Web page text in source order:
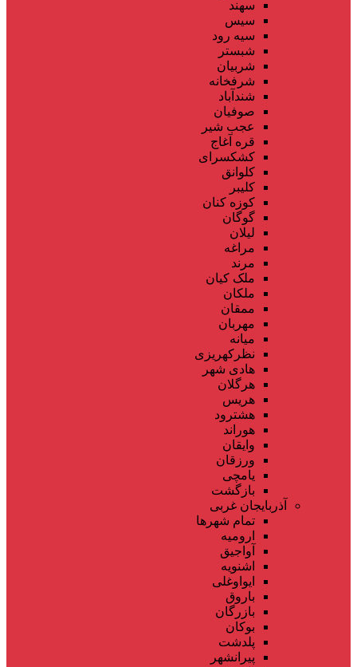
سهند
سیس
سیه رود
شبستر
شربیان
شرفخانه
شندآباد
صوفیان
عجب شیر
قره آغاج
کشکسرای
کلوانق
کلیبر
کوزه کنان
گوگان
لیلان
مراغه
مرند
ملک کیان
ملکان
ممقان
مهربان
میانه
نظرکهریزی
هادی شهر
هرگلان
هریس
هشترود
هوراند
وایقان
ورزقان
یامچی
بازگشت
آذربایجان غربی
تمام شهر‌ها
ارومیه
آواجیق
اشنویه
ایواوغلی
باروق
بازرگان
بوکان
پلدشت
پیرانشهر